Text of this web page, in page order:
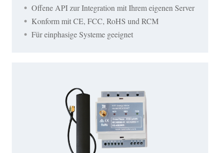
Offene API zur Integration mit Ihrem eigenen Server
Konform mit CE, FCC, RoHS und RCM
Für einphasige Systeme geeignet